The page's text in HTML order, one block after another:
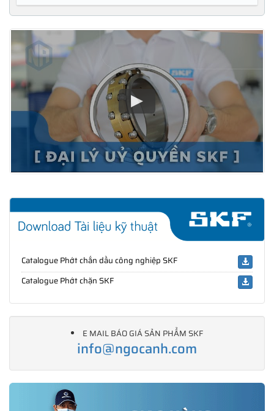
Catalogue Phớt chắn dầu công nghiệp SKF
Catalogue Phớt chặn SKF
E MAIL BÁO GIÁ SẢN PHẨM SKF
info@ngocanh.com